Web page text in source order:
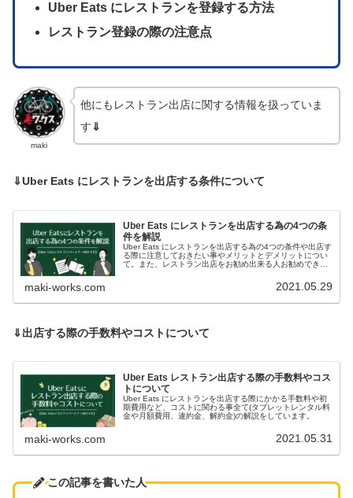
Uber Eats にレストランを登録する方法
レストラン登録の際の注意点
maki
他にもレストラン出店に関する情報を扱っていま
す ⇓
⇓Uber Eats にレストランを出店する条件について
Uber Eats にレストランを出店する為の4つの条
件を解説
Uber Eats にレストランを出店する為の4つの条件や出店す
る際に注意しておきたい事やメリットとデメリットについ
て。また、レストラン出店をお勧め出来る人お勧めできな
maki-works.com 2021.05.29
⇓出店する際の手数料やコストについて
Uber Eats レストラン出店する際の手数料やコス
トについて
Uber Eats にレストランを出店する際にかかる手数料や初
期費用など、コストに関わる事全て(タブレットレンタル料
金や月額費用、違約金、解約金)の解説をしています。
maki-works.com 2021.05.31
この記事を書いた人